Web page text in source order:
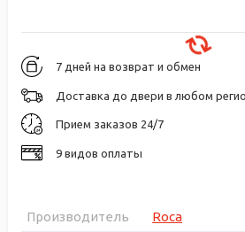
7 дней на возврат и обмен
Доставка до двери в любом
Прием заказов 24/7
9 видов оплаты
Производитель
Roca